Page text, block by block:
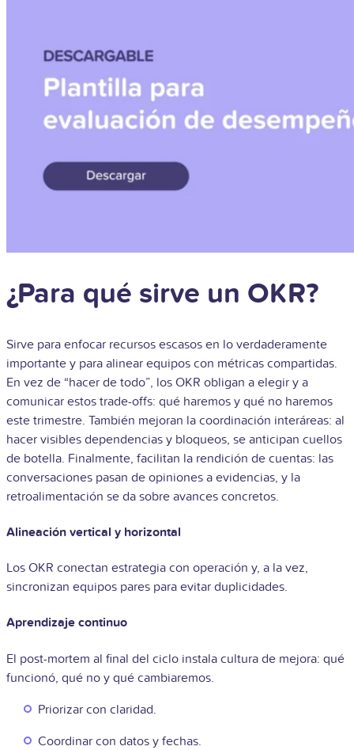
¿Para qué sirve un OKR?
Sirve para enfocar recursos escasos en lo verdaderamente
importante y para alinear equipos con métricas compartidas.
En vez de “hacer de todo”, los OKR obligan a elegir y a
comunicar estos trade-offs: qué haremos y qué no haremos
este trimestre. También mejoran la coordinación interáreas: al
hacer visibles dependencias y bloqueos, se anticipan cuellos
de botella. Finalmente, facilitan la rendición de cuentas: las
conversaciones pasan de opiniones a evidencias, y la
retroalimentación se da sobre avances concretos.
Alineación vertical y horizontal
Los OKR conectan estrategia con operación y, a la vez,
sincronizan equipos pares para evitar duplicidades.
Aprendizaje continuo
El post-mortem al final del ciclo instala cultura de mejora: qué
funcionó, qué no y qué cambiaremos.
Priorizar con claridad.
Coordinar con datos y fechas.